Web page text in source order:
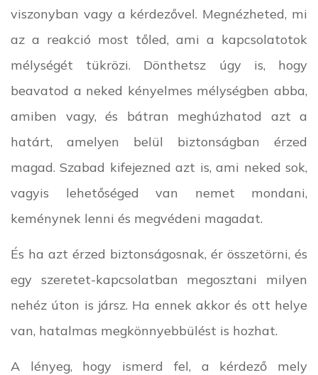
viszonyban vagy a kérdezővel. Megnézheted, mi
az a reakció most tőled, ami a kapcsolatotok
mélységét tükrözi. Dönthetsz úgy is, hogy
beavatod a neked kényelmes mélységben abba,
amiben vagy, és bátran meghúzhatod azt a
határt, amelyen belül biztonságban érzed
magad. Szabad kifejezned azt is, ami neked sok,
vagyis lehetőséged van nemet mondani,
keménynek lenni és megvédeni magadat.
És ha azt érzed biztonságosnak, ér összetörni, és
egy szeretet-kapcsolatban megosztani milyen
nehéz úton is jársz. Ha ennek akkor és ott helye
van, hatalmas megkönnyebbülést is hozhat.
A lényeg, hogy ismerd fel, a kérdező mely